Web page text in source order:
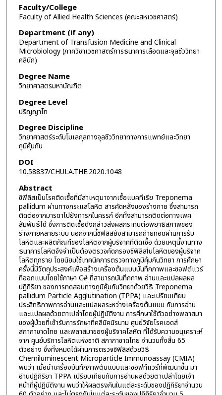
Faculty/College
Faculty of Allied Health Sciences (คณะสหเวชศาสตร์)
Department (if any)
Department of Transfusion Medicine and Clinical
Microbiology (ภาควิชาเวชศาสตร์การธนาคารเลือดและจุลชีววิทยา
คลินิก)
Degree Name
วิทยาศาสตรมหาบัณฑิต
Degree Level
ปริญญาโท
Degree Discipline
วิทยาศาสตร์ระดับโมเลกุลทางจุลชีววิทยาทางการแพทย์และวิทยา
ภูมิคุ้มกัน
DOI
10.58837/CHULA.THE.2020.1048
Abstract
ซิฟิลิสเป็นโรคติดเชื้อที่มีสาเหตุมาจากเชื้อแบคทีเรีย Treponema
pallidum ผ่านทางกระแสโลหิต สารคัดหลั่งของร่างกาย ซึ่งสามารถ
ติดต่อจากมารดาไปยังทารกในครรภ์ อีกทั้งสามารถติดต่อทางเพศ
สัมพันธ์ได้ ซึ่งการติดเชื้อดังกล่าวส่งผลกระทบต่อพยาธิสภาพของ
ร่างกายหลายระบบ นอกจากนี้ซิฟิลิสยังสามารถถ่ายทอดผ่านการรับ
โลหิตและผลิตภัณฑ์ของโลหิตจากผู้บริจาคที่ติดเชื้อ ด้วยเหตุนี้งานทาง
ธนาคารโลหิตจึงจำเป็นต้องตรวจคัดกรองซิฟิลิสในโลหิตของผู้บริจาค
โลหิตทุกราย โดยนิยมใช้เทคนิคการตรวจทางภูมิคุ้มกันวิทยา การศึกษา
ครั้งนี้มีวัตถุประสงค์เพื่อสร้างเครื่องต้นแบบบันทึกภาพและซอฟต์แวร์
ที่ออกแบบโดยใช้ภาษา C# ที่สามารถบันทึกภาพ อ่านและแปลผลผล
ปฏิกิริยา ของการทดสอบทางภูมิคุ้มกันวิทยาด้วยวิธี Treponema
pallidum Particle Agglutination (TPPA) และเปรียบเทียบ
ประสิทธิภาพการอ่านและแปลผลระหว่างเครื่องต้นแบบ กับการอ่าน
และแปลผลด้วยตาเปล่าโดยผู้ปฏิบัติงาน การศึกษาใช้ตัวอย่างพลาสมา
ของผู้ป่วยที่เข้ารับการรักษาที่คลีนิคนิรนาม ศูนย์วิจัยโรคเอดส์
สภากาชาดไทย และพลาสมาของผู้บริจาคโลหิต ที่ได้รับความอนุเคราะห์
จาก ศูนย์บริการโลหิตแห่งชาติ สภากาชาดไทย จำนวนทั้งสิ้น 65
ตัวอย่าง ซึ่งทั้งหมดได้ผ่านการตรวจซิฟิลิสด้วยวิธี
Chemiluminescent Microparticle Immunoassay (CMIA)
พบว่า เมื่อนำเครื่องบันทึกภาพต้นแบบและซอฟท์แวร์ที่พัฒนาขึ้น มา
อ่านปฏิกิริยา TPPA เปรียบเทียบกับการอ่านผลด้วยตาเปล่าโดยเจ้า
หน้าที่ผู้ปฏิบัติงาน พบว่าให้ผลตรงกันในแต่ละระดับของปฏิกิริยาจำนวน